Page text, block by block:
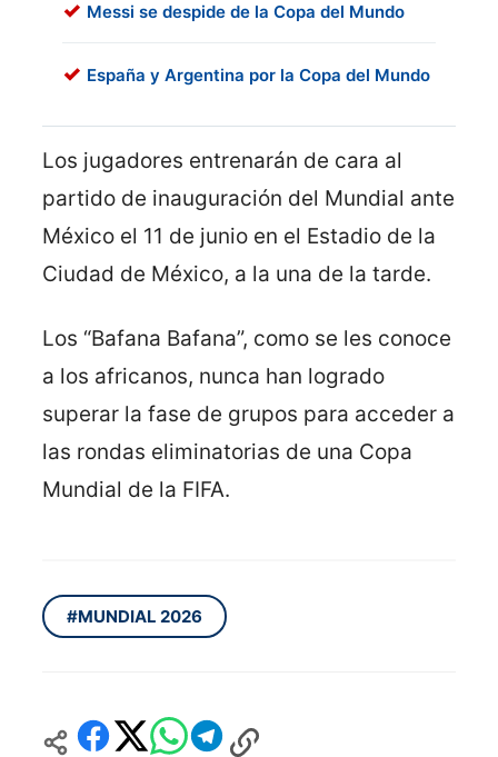
Messi se despide de la Copa del Mundo
España y Argentina por la Copa del Mundo
Los jugadores entrenarán de cara al
partido de inauguración del Mundial ante
México el 11 de junio en el Estadio de la
Ciudad de México, a la una de la tarde.
Los “Bafana Bafana”, como se les conoce
a los africanos, nunca han logrado
superar la fase de grupos para acceder a
las rondas eliminatorias de una Copa
Mundial de la FIFA.
#MUNDIAL 2026